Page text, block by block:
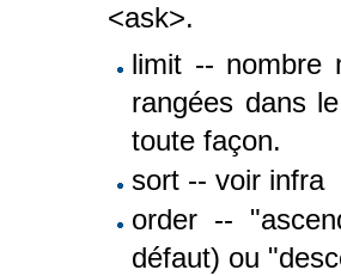
<ask>.
limit -- nombre
rangées dans
toute façon.
sort -- voir infra
order --
défaut) ou